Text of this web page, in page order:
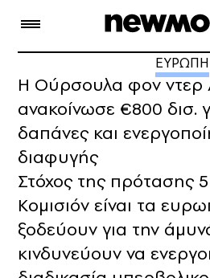
ΕΥΡΩΠΗ
Η Ούρσουλα φον ντερ
ανακοίνωσε €800 δισ.
δαπάνες και
διαφυγής
Στόχος της πρότασης
Κομισιόν είναι τα
ξοδεύουν για την
κινδυνεύουν να